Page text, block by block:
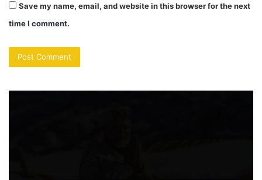
Save my name, email, and website in this browser for the next
time I comment.